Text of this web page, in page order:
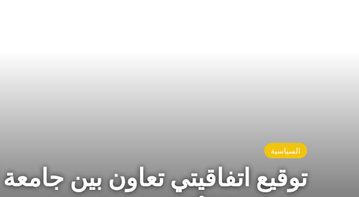
السياسية
توقيع اتفاقيتي تعاون بين